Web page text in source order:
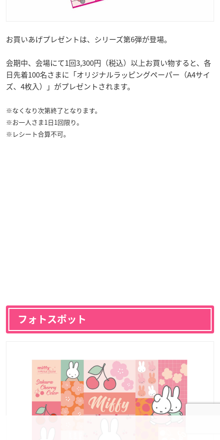
お買いあげプレゼントは、シリーズ第6弾が登場。
会期中、会場にて1回3,300円（税込）以上お買い物すると、各
日先着100名さまに「オリジナルラッピングペーパー（A4サイ
ズ、4枚入）」がプレゼントされます。
※なくなり次第終了となります。
※お一人さま1日1回限り。
※レシート合算不可。
フォトスポット